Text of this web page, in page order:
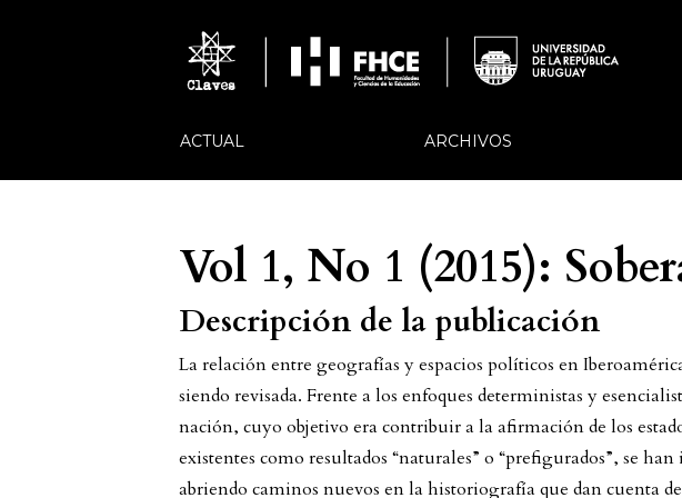
ACTUAL ARCHIVOS
Vol 1, No 1 (2015):
Descripción de la publicación
La relación entre geografías y espacios políticos en
siendo revisada. Frente a los enfoques deterministas y
nación, cuyo objetivo era contribuir a la afirmación de los
existentes como resultados “naturales” o “prefigurados”, se han
abriendo caminos nuevos en la historiografía que dan cuenta